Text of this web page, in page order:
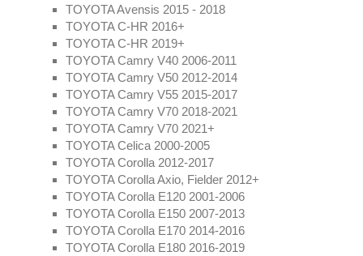
TOYOTA Avensis 2015 - 2018
TOYOTA C-HR 2016+
TOYOTA C-HR 2019+
TOYOTA Camry V40 2006-2011
TOYOTA Camry V50 2012-2014
TOYOTA Camry V55 2015-2017
TOYOTA Camry V70 2018-2021
TOYOTA Camry V70 2021+
TOYOTA Celica 2000-2005
TOYOTA Corolla 2012-2017
TOYOTA Corolla Axio, Fielder 2012+
TOYOTA Corolla E120 2001-2006
TOYOTA Corolla E150 2007-2013
TOYOTA Corolla E170 2014-2016
TOYOTA Corolla E180 2016-2019